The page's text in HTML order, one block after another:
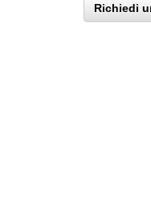
Richiedi